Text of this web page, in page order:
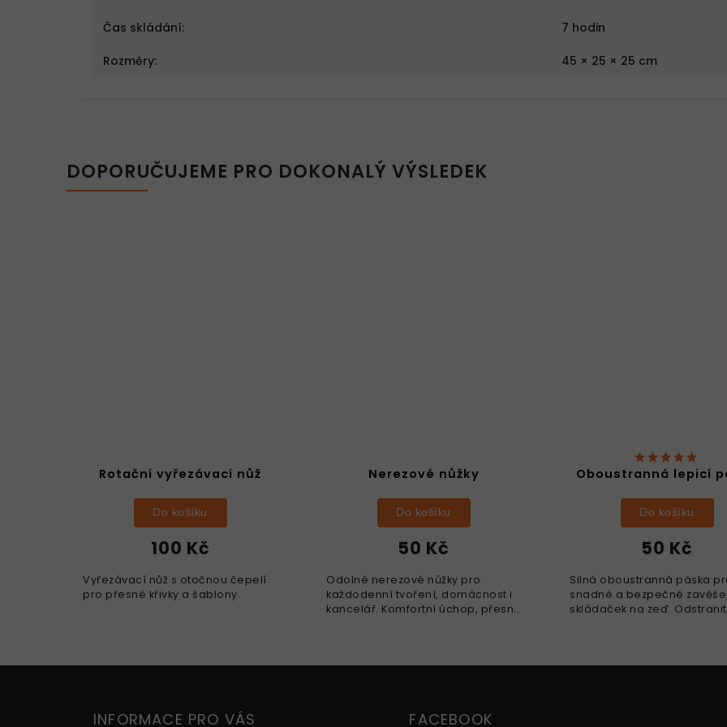
Čas skládání: 7 hodin
Rozměry: 45 × 25 × 25 cm
DOPORUČUJEME PRO DOKONALÝ VÝSLEDEK
Rotační vyřezávací nůž
100 Kč
Do košíku
Vyřezávací nůž s otočnou čepelí
pro přesné křivky a šablony.
Nerezové nůžky
50 Kč
Do košíku
Odolné nerezové nůžky pro
každodenní tvoření, domácnost i
kancelář. Komfortní úchop, přesný
Oboustranná lepicí
50 Kč
Do košíku
Silná oboustranná páska
snadné a bezpečné
skládaček na zeď.
INFORMACE PRO VÁS FACEBOOK